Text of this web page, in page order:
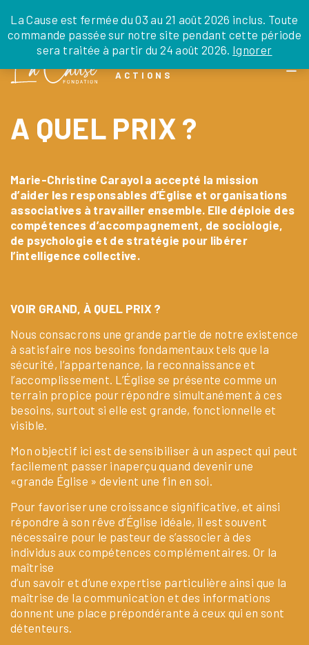
to
the
La Cause est fermée du 03 au 21 août 2026 inclus. Toute
commande passée sur notre site pendant cette période
sera traitée à partir du 24 août 2026. Ignorer
JE DONNE JE PARRAINE NOUS SOUTENIR
DEPUIS LA FRANCE
DEPUIS L’INTERNATIONAL
EN TANT QU’ORGANISATION
0 ARTICLE
ACTIONS
A QUEL PRIX ?
Marie-Christine Carayol a accepté la mission
d’aider les responsables d’Église et organisations
associatives à travailler ensemble. Elle déploie des
compétences d’accompagnement, de sociologie,
de psychologie et de stratégie pour libérer
l’intelligence collective.
VOIR GRAND, À QUEL PRIX ?
Nous consacrons une grande partie de notre existence
à satisfaire nos besoins fondamentaux tels que la
sécurité, l’appartenance, la reconnaissance et
l’accomplissement. L’Église se présente comme un
terrain propice pour répondre simultanément à ces
besoins, surtout si elle est grande, fonctionnelle et
visible.
Mon objectif ici est de sensibiliser à un aspect qui peut
facilement passer inaperçu quand devenir une
«grande Église » devient une fin en soi.
Pour favoriser une croissance significative, et ainsi
répondre à son rêve d’Église idéale, il est souvent
nécessaire pour le pasteur de s’associer à des
individus aux compétences complémentaires. Or la
maîtrise
d’un savoir et d’une expertise particulière ainsi que la
maîtrise de la communication et des informations
donnent une place prépondérante à ceux qui en sont
détenteurs.